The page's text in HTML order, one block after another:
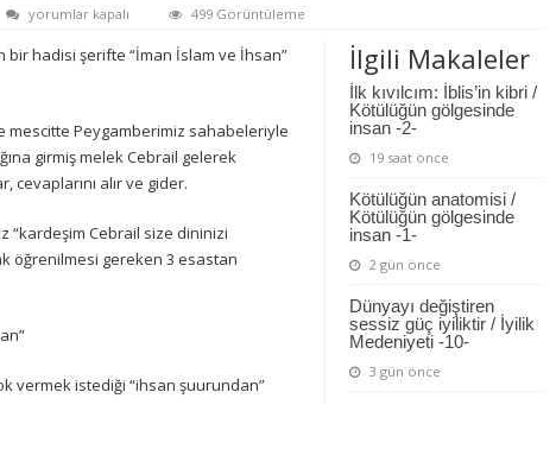
Kullukta
şuuru
için
yorumlar kapalı 499 Görüntüleme
İlgili Makaleler
İlk kıvılcım: İblis’in kibri /
Kötülüğün gölgesinde
insan -2-
19 saat önce
Kötülüğün anatomisi /
Kötülüğün gölgesinde
insan -1-
2 gün önce
Dünyayı değiştiren
sessiz güç iyiliktir / İyilik
Medeniyeti -10-
3 gün önce
bir hadisi şerifte “İman İslam ve İhsan”
mescitte Peygamberimiz sahabeleriyle
girmiş melek Cebrail gelerek
alır ve gider.
“kardeşim Cebrail size dininizi
öğrenilmesi gereken 3 esastan
vermek istediği “ihsan şuurundan”